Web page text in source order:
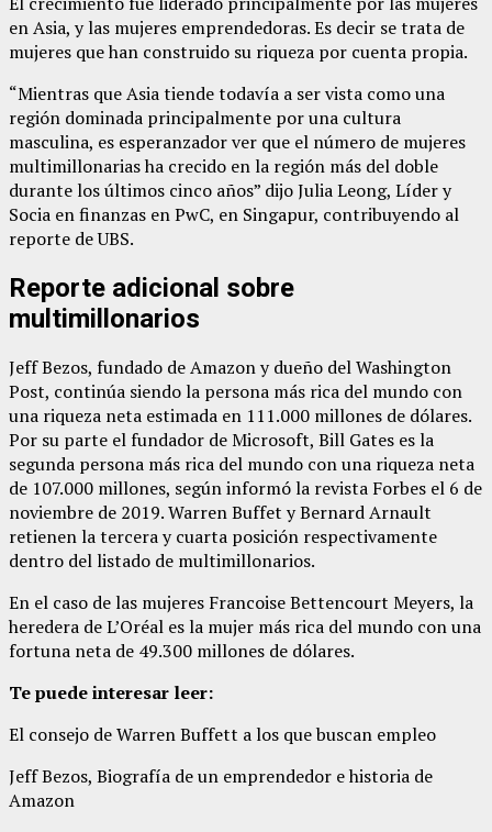
en Asia, y las mujeres emprendedoras. Es decir se trata de
mujeres que han construido su riqueza por cuenta propia.
“Mientras que Asia tiende todavía a ser vista como una
región dominada principalmente por una cultura
masculina, es esperanzador ver que el número de mujeres
multimillonarias ha crecido en la región más del doble
durante los últimos cinco años” dijo Julia Leong, Líder y
Socia en finanzas en PwC, en Singapur, contribuyendo al
reporte de UBS.
Reporte adicional sobre
multimillonarios
Jeff Bezos, fundado de Amazon y dueño del Washington
Post, continúa siendo la persona más rica del mundo con
una riqueza neta estimada en 111.000 millones de dólares.
Por su parte el fundador de Microsoft, Bill Gates es la
segunda persona más rica del mundo con una riqueza neta
de 107.000 millones, según informó la revista Forbes el 6 de
noviembre de 2019. Warren Buffet y Bernard Arnault
retienen la tercera y cuarta posición respectivamente
dentro del listado de multimillonarios.
En el caso de las mujeres Francoise Bettencourt Meyers, la
heredera de L’Oréal es la mujer más rica del mundo con una
fortuna neta de 49.300 millones de dólares.
Te puede interesar leer:
El consejo de Warren Buffett a los que buscan empleo
Jeff Bezos, Biografía de un emprendedor e historia de
Amazon